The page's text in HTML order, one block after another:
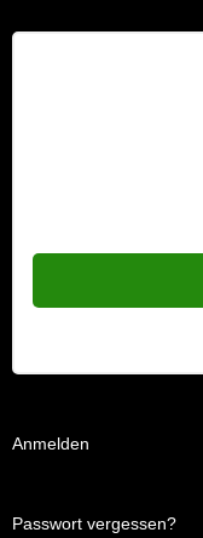
Anmelden
Passwort vergessen?